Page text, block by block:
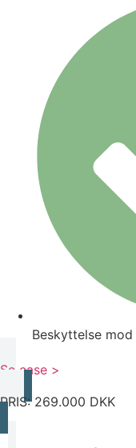
Beskyttelse
Se case >
PRIS: 269.000 DKK